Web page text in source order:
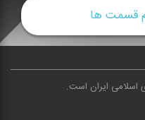
قسمت ها
ایران است.